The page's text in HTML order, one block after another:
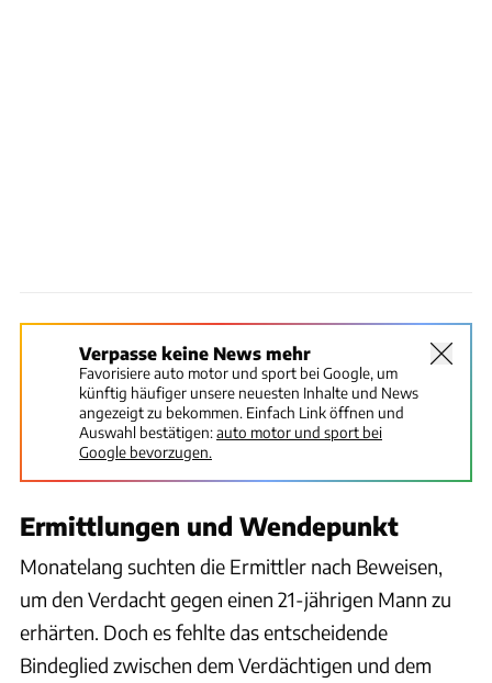
Verpasse keine News mehr
Favorisiere auto motor und sport bei Google, um
künftig häufiger unsere neuesten Inhalte und News
angezeigt zu bekommen. Einfach Link öffnen und
Auswahl bestätigen:auto motor und sport bei
Google bevorzugen.
Ermittlungen und Wendepunkt
Monatelang suchten die Ermittler nach Beweisen,
um den Verdacht gegen einen 21-jährigen Mann zu
erhärten. Doch es fehlte das entscheidende
Bindeglied zwischen dem Verdächtigen und dem